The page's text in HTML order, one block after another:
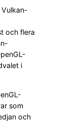
och flera
i
som
och